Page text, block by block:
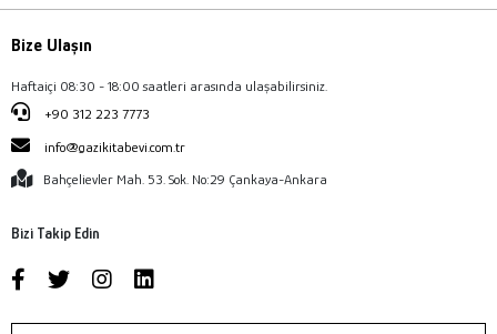
Bize Ulaşın
Haftaiçi 08:30 - 18:00 saatleri arasında ulaşabilirsiniz.
+90 312 223 7773
info@gazikitabevi.com.tr
Bahçelievler Mah. 53. Sok. No:29 Çankaya-Ankara
Bizi Takip Edin